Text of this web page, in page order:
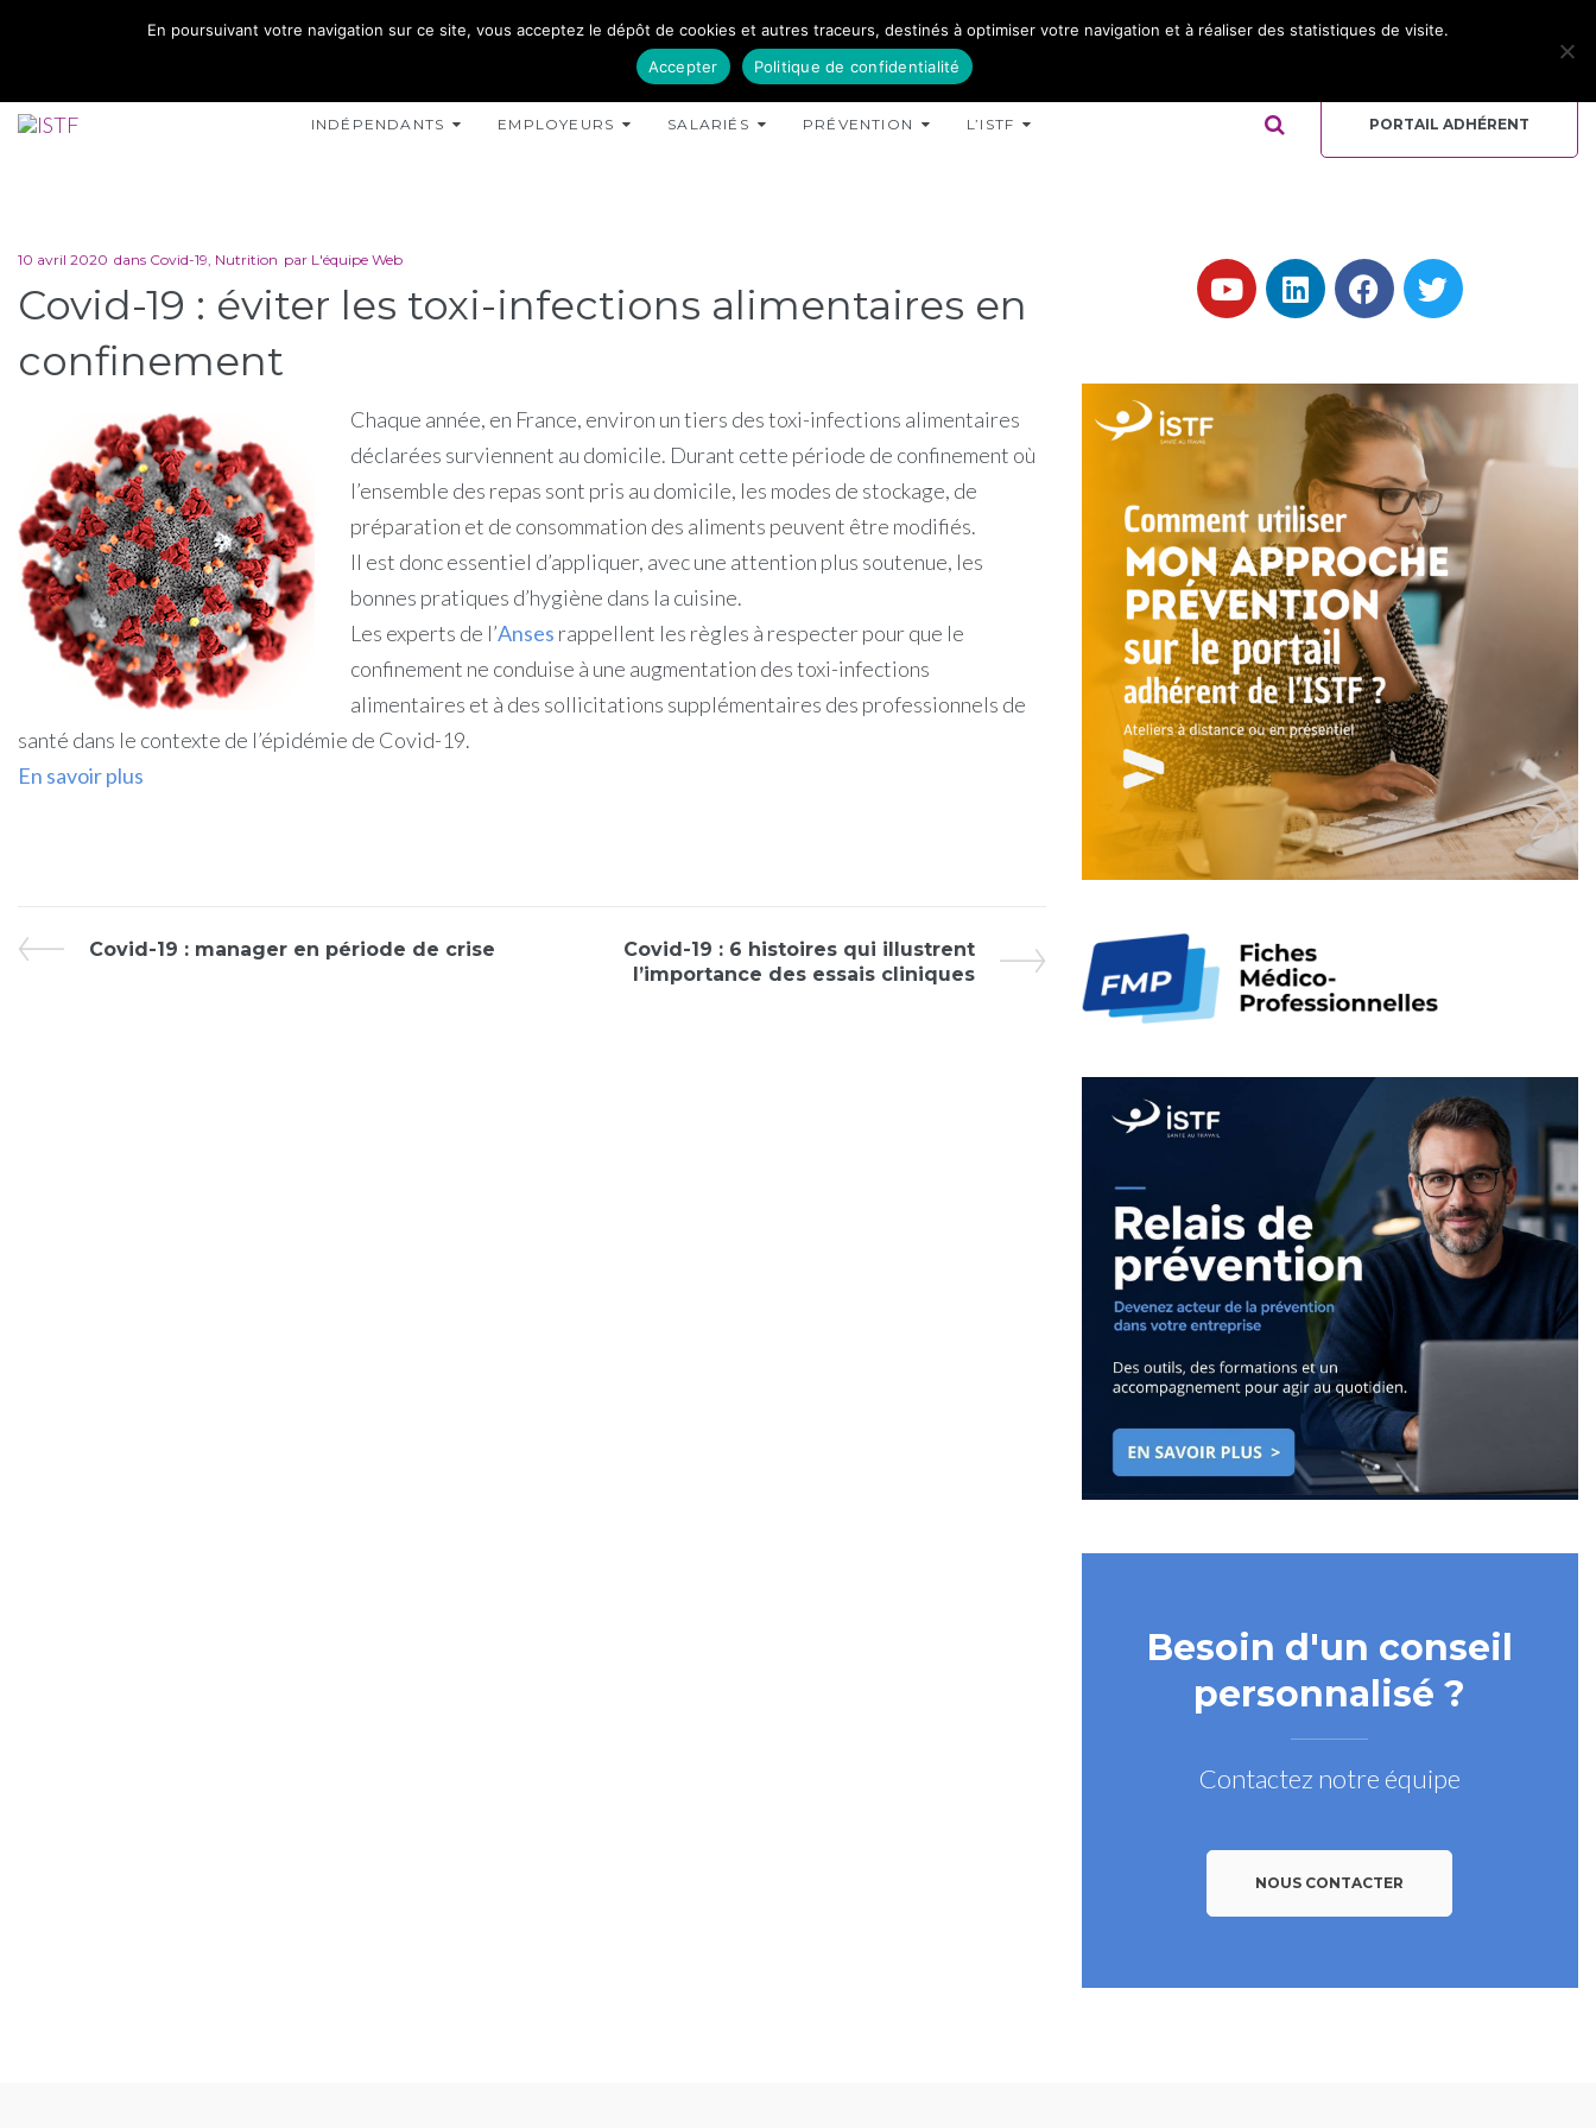
02 35 10 10 32 15 RUE DE L'INONDATION 76400 FÉCAMP ADHÉRER REJOIGNEZ L’ÉQUIPE QUI-SOMMES NOUS ?
INDÉPENDANTS EMPLOYEURS SALARIÉS PRÉVENTION L’ISTF PORTAIL ADHÉRENT
10 avril 2020 dans Covid-19, Nutrition par L'équipe Web
Covid-19 : éviter les toxi-infections alimentaires en
confinement
Chaque année, en France, environ un tiers des toxi-infections alimentaires
déclarées surviennent au domicile. Durant cette période de confinement où
l’ensemble des repas sont pris au domicile, les modes de stockage, de
préparation et de consommation des aliments peuvent être modifiés.
Il est donc essentiel d’appliquer, avec une attention plus soutenue, les
bonnes pratiques d’hygiène dans la cuisine.
Les experts de l’Anses rappellent les règles à respecter pour que le
confinement ne conduise à une augmentation des toxi-infections
alimentaires et à des sollicitations supplémentaires des professionnels de
santé dans le contexte de l’épidémie de Covid-19.
En savoir plus
Covid-19 : manager en période de crise
Covid-19 : 6 histoires qui illustrent
l’importance des essais cliniques
Besoin d'un conseil
personnalisé ?
Contactez notre équipe
NOUS CONTACTER
En poursuivant votre navigation sur ce site, vous acceptez le dépôt de cookies et autres traceurs, destinés à optimiser votre navigation et à réaliser des statistiques de visite.
Accepter
Politique de confidentialité